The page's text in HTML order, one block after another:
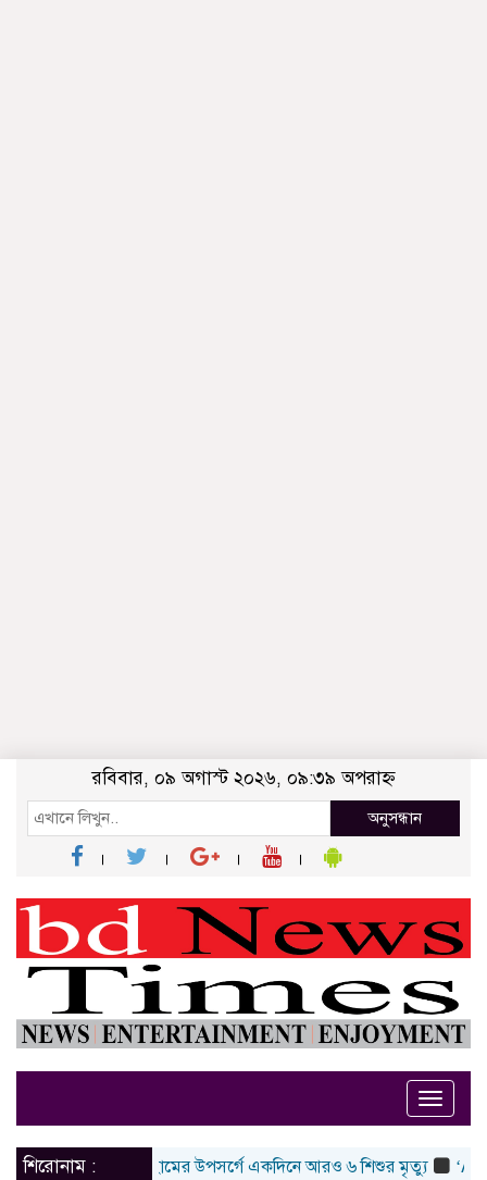
রবিবার, ০৯ অগাস্ট ২০২৬, ০৯:৩৯ অপরাহ্ন
অনুসন্ধান
Toggle
শিরোনাম :
রাষ্ট্রদূত হামের উপসর্গে একদিনে আরও ৬ শিশুর মৃত্যু ‘Ask